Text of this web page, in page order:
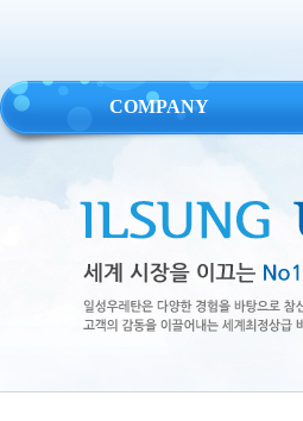
COMPANY